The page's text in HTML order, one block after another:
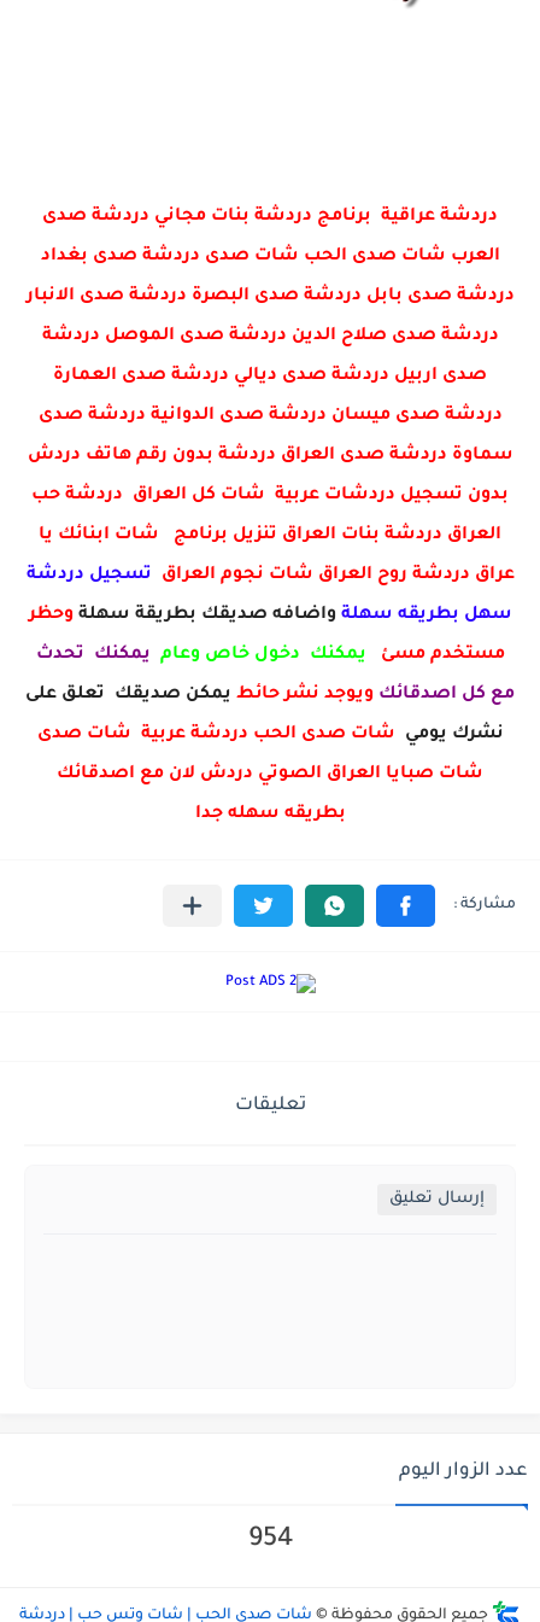
دردشة عراقية برنامج دردشة بنات مجاني دردشة صدى
العرب شات صدى الحب شات صدى دردشة صدى بغداد
دردشة صدى بابل دردشة صدى البصرة دردشة صدى الانبار
دردشة صدى صلاح الدين دردشة صدى الموصل دردشة
صدى اربيل دردشة صدى ديالي دردشة صدى العمارة
دردشة صدى ميسان دردشة صدى الدوانية دردشة صدى
سماوة دردشة صدى العراق دردشة بدون رقم هاتف دردش
بدون تسجيل دردشات عربية شات كل العراق دردشة حب
العراق دردشة بنات العراق تنزيل برنامج شات ابنائك يا
عراق دردشة روح العراق شات نجوم العراق تسجيل دردشة
سهل بطريقه سهلة واضافه صديقك بطريقة سهلة وحظر
مستخدم مسئ يمكنك دخول خاص وعام يمكنك تحدث
مع كل اصدقائك ويوجد نشر حائط يمكن صديقك تعلق على
نشرك يومي شات صدى الحب دردشة عربية شات صدى
شات صبايا العراق الصوتي دردش لان مع اصدقائك
بطريقه سهله جدا
تعليقات
إرسال تعليق
عدد الزوار اليوم
954
جميع الحقوق محفوظة © شات صدى الحب | شات وتس حب | دردشة